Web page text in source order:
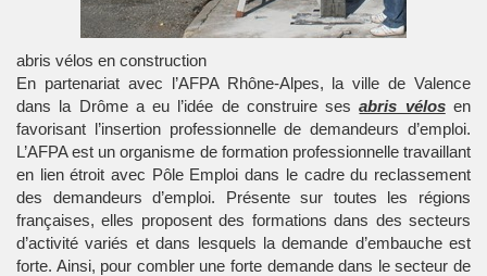
abris vélos en construction
En partenariat avec l’AFPA Rhône-Alpes, la ville de Valence
dans la Drôme a eu l’idée de construire sesabris vélosen
favorisant l’insertion professionnelle de demandeurs d’emploi.
L’AFPA est un organisme de formation professionnelle travaillant
en lien étroit avec Pôle Emploi dans le cadre du reclassement
des demandeurs d’emploi. Présente sur toutes les régions
françaises, elles proposent des formations dans des secteurs
d’activité variés et dans lesquels la demande d’embauche est
forte. Ainsi, pour combler une forte demande dans le secteur de